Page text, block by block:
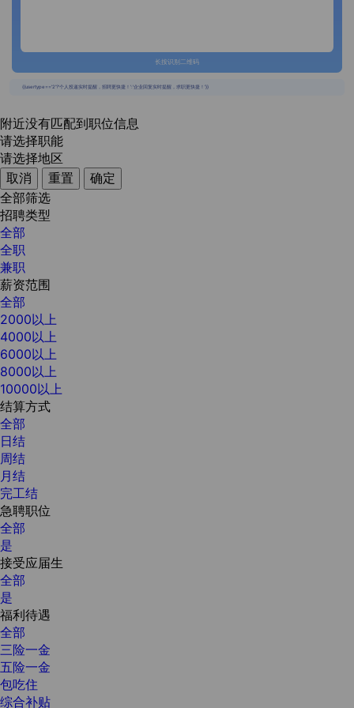
长按识别二维码
{{usertype=='2'?'个人投递实时提醒，招聘更快捷！':'企业回复实时提醒，求职更快捷！'}}
附近没有匹配到职位信息
请选择职能
请选择地区
取消
重置
确定
全部筛选
招聘类型
全部
全职
兼职
薪资范围
全部
2000以上
4000以上
6000以上
8000以上
10000以上
结算方式
全部
日结
周结
月结
完工结
急聘职位
全部
是
接受应届生
全部
是
福利待遇
全部
三险一金
五险一金
包吃住
综合补贴